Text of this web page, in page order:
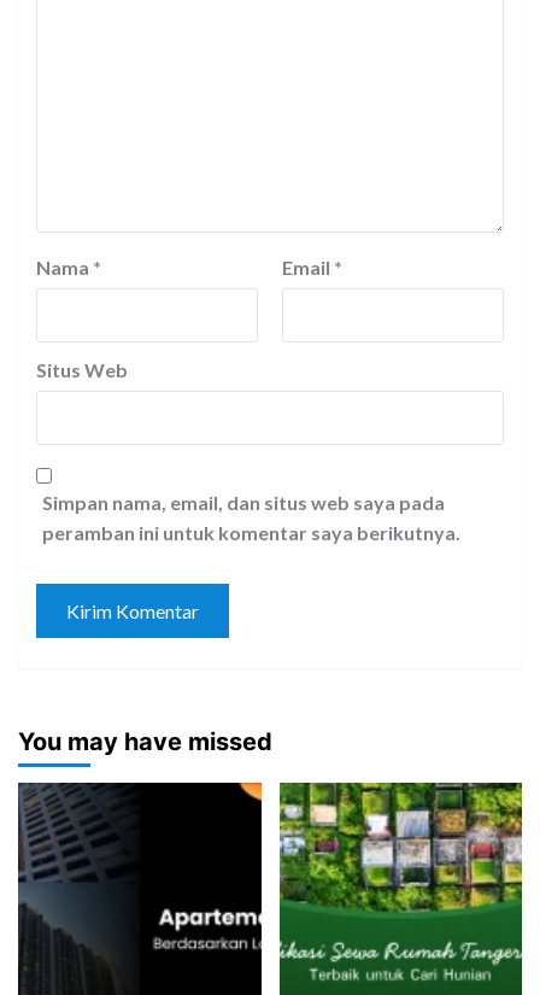
Nama * Email *
Situs Web
Simpan nama, email, dan situs web saya pada
peramban ini untuk komentar saya berikutnya.
You may have missed